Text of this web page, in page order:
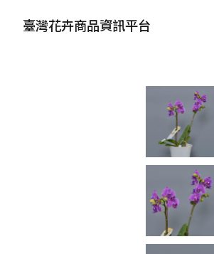
臺灣花卉商品資訊平台